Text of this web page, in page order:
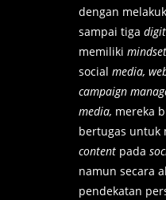
dengan
sampai tiga
memiliki
social media,
campaign
media, mereka
bertugas untuk
content pada
namun secara
pendekatan